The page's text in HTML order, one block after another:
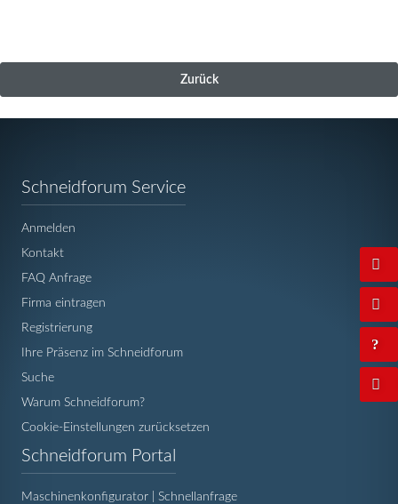
Zurück
Schneidforum Service
Anmelden
Kontakt
FAQ Anfrage
Firma eintragen
Registrierung
Ihre Präsenz im Schneidforum
Suche
Warum Schneidforum?
Cookie-Einstellungen zurücksetzen
Schneidforum Portal
Maschinenkonfigurator | Schnellanfrage